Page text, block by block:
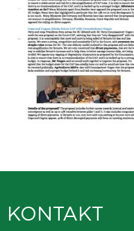
KONTAKT